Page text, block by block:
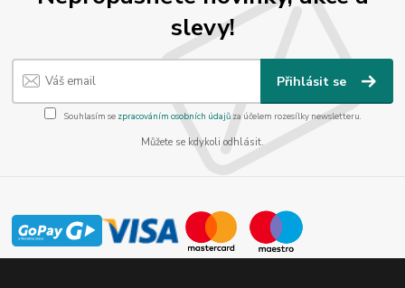
slevy!
Přihlásit se
Souhlasím se zpracováním osobních údajůza účelem rozesílky newsletteru.
Můžete se kdykoli odhlásit.